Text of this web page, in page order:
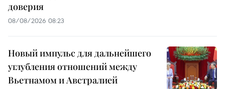
доверия
08/08/2026 08:23
Новый импульс для дальнейшего
углубления отношений между
Вьетнамом и Австралией